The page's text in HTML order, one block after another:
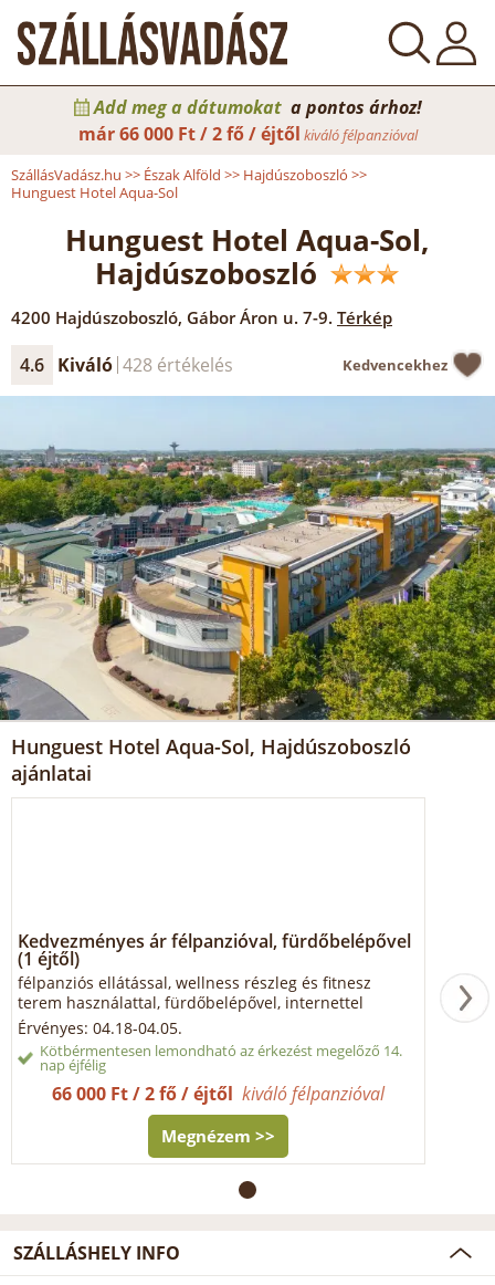
Add meg a dátumokat a pontos árhoz!
már66 000 Ft / 2 fő / éjtől kiváló félpanzióval
SzállásVadász.hu >> Észak Alföld >> Hajdúszoboszló >>
Hunguest Hotel Aqua-Sol
Hunguest Hotel Aqua-Sol,
Hajdúszoboszló
4200 Hajdúszoboszló, Gábor Áron u. 7-9. Térkép
4.6 Kiváló 428 értékelés Kedvencekhez
Hunguest Hotel Aqua-Sol, Hajdúszoboszló
ajánlatai
Kedvezményes ár félpanzióval, fürdőbelépővel
(1 éjtől)
félpanziós ellátással, wellness részleg és fitnesz
terem használattal, fürdőbelépővel, internettel
Érvényes: 04.18-04.05.
Kötbérmentesen lemondható az érkezést megelőző 14.
nap éjfélig
66 000 Ft / 2 fő / éjtől kiváló félpanzióval
Megnézem >>
SZÁLLÁSHELY INFO